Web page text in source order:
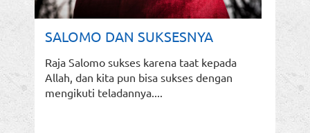
SALOMO DAN SUKSESNYA
Raja Salomo sukses karena taat kepada
Allah, dan kita pun bisa sukses dengan
mengikuti teladannya....